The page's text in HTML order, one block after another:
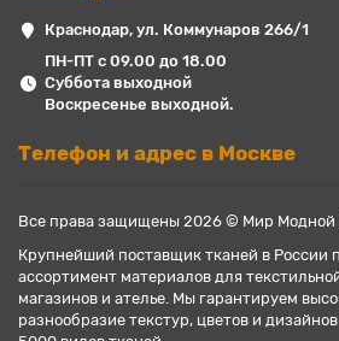
Краснодар, ул. Коммунаров 266/1
ПН-ПТ с 09.00 до 18.00
Суббота выходной
Воскресенье выходной.
Телефон и адрес в Москве
Все права защищены 2026 © Мир Модной
Крупнейший поставщик тканей в России
ассортимент материалов для
магазинов и ателье. Мы гарантируем
разнообразие текстур, цветов и